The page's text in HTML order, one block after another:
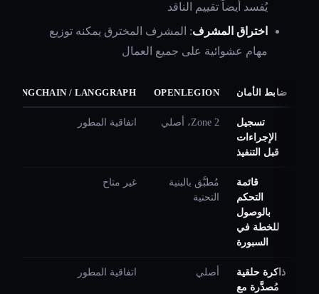
يُفسد أيضاً تقييم الناقد
اختراق المشرف: المشرف المخترق يمكنه توزيع
مهام عشوائية على جميع العمال
ضابط الأمان OPENLEGION
LANGCHAIN / LANGGRAPH
تسجيل
الإجراءات
قبل التنفيذ
Zone 2، أصلي اتفاقية المطور
قائمة
التحكم
بالوصول
للخطة في
السبورة
مُطبَّق بالبنية
التحتية
غير متاح
ذاكرة حلقية
مُصدَّرة مع
أصلي اتفاقية المطور